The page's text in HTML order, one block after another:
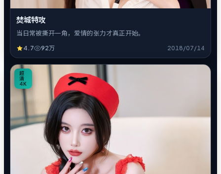
焚城特攻
当日常被撕开一角，爱情的张力才真正开始。
4.7 92万 2018/07/14
超
清
4K